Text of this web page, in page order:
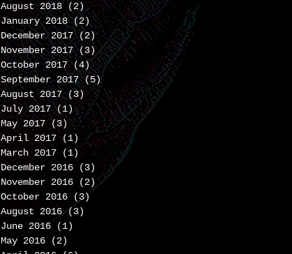
August 2018
(2) 2 posts
January 2018 (2)2 posts
December 2017
(2)2 posts
November 2017
(3) 3 posts
October 2017
(4)4 posts
September 2017 (5)5 posts
August 2017
(3) 3 posts
July 2017 (1)1 post
May 2017
(3) 3 posts
April 2017
(1)
1 post
March 2017
(1)
December 2016
(3)
3 posts
November 2016
(2)2 posts
October 2016
(3)
August 2016 (3)
June 2016
(1)
May 2016
(2)